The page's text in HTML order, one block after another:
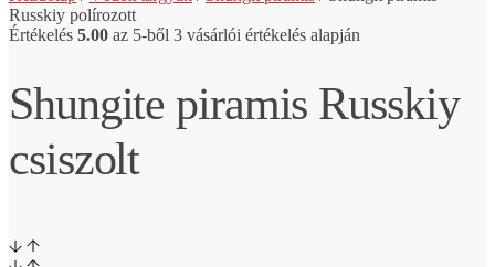
Russkiy polírozott
Értékelés 5.00 az 5-ből 3 vásárlói értékelés alapján
Shungite piramis Russkiy
csiszolt